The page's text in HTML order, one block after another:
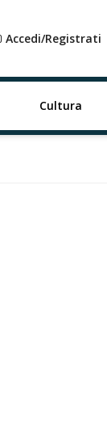
Accedi/Registrati
Cultura